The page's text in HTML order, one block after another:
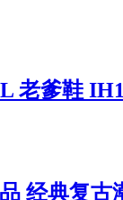
老爹鞋
经典复古